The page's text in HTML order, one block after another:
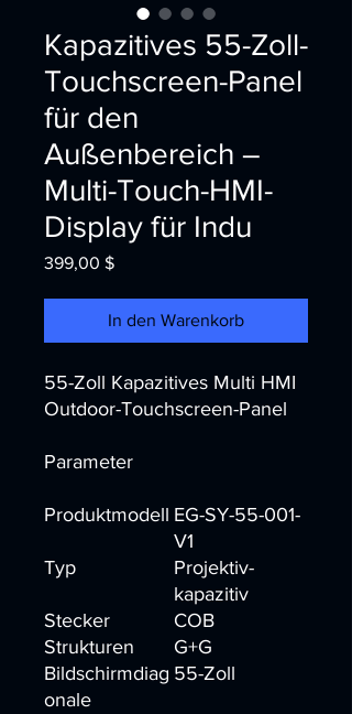
Kapazitives 55-Zoll-
Touchscreen-Panel
für den
Außenbereich –
Multi-Touch-HMI-
Display für Indu
399,00 $Preis
In den Warenkorb
55-Zoll Kapazitives Multi HMI
Outdoor-Touchscreen-Panel
Parameter
Produktmodell EG-SY-55-001-
V1
Typ
Projektiv-
kapazitiv
Stecker
COB
Strukturen
G+G
Bildschirmdiag
onale
55-Zoll